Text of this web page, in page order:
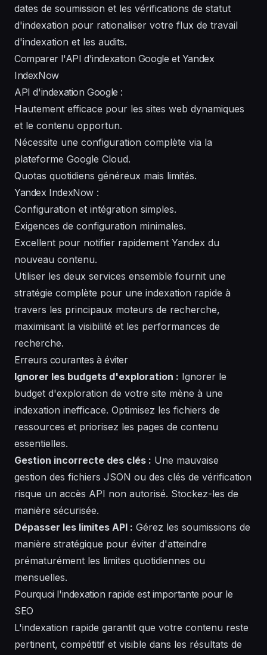
dates de soumission et les vérifications de statut
d'indexation pour rationaliser votre flux de travail
d'indexation et les audits.
Comparer l'API d'indexation Google et Yandex
IndexNow
API d'indexation Google :
Hautement efficace pour les sites web dynamiques
et le contenu opportun.
Nécessite une configuration complète via la
plateforme Google Cloud.
Quotas quotidiens généreux mais limités.
Yandex IndexNow :
Configuration et intégration simples.
Exigences de configuration minimales.
Excellent pour notifier rapidement Yandex du
nouveau contenu.
Utiliser les deux services ensemble fournit une
stratégie complète pour une indexation rapide à
travers les principaux moteurs de recherche,
maximisant la visibilité et les performances de
recherche.
Erreurs courantes à éviter
Ignorer les budgets d'exploration : Ignorer le
budget d'exploration de votre site mène à une
indexation inefficace. Optimisez les fichiers de
ressources et priorisez les pages de contenu
essentielles.
Gestion incorrecte des clés : Une mauvaise
gestion des fichiers JSON ou des clés de vérification
risque un accès API non autorisé. Stockez-les de
manière sécurisée.
Dépasser les limites API : Gérez les soumissions de
manière stratégique pour éviter d'atteindre
prématurément les limites quotidiennes ou
mensuelles.
Pourquoi l'indexation rapide est importante pour le
SEO
L'indexation rapide garantit que votre contenu reste
pertinent, compétitif et visible dans les résultats de